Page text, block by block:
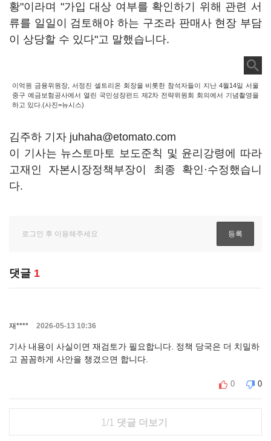
황"이라며 "가입 대상 여부를 확인하기 위해 관련 서
류를 일일이 검토해야 하는 구조라 판매사 현장 부담
이 상당할 수 있다"고 말했습니다.
이억원 금융위원장, 서정진 셀트리온 회장을 비롯한 참석자들이 지난 4월14일 서울
중구 예금보험공사에서 열린 국민성장펀드 제2차 전략위원회 회의에서 기념촬영을
하고 있다.(사진=뉴시스)
김주하 기자 juhaha@etomato.com
이 기사는 뉴스토마토 보도준칙 및 윤리강령에 따라
고재인 자본시장정책부장이 최종 확인·수정했습니
다.
댓글 1
재**** 2026-05-13 10:36
기사 내용이 사실이면 재검토가 필요합니다. 정책 당국은 더 치밀하
고 꼼꼼하게 사안을 챙겼으면 합니다.
0 0
1/1 댓글 더보기